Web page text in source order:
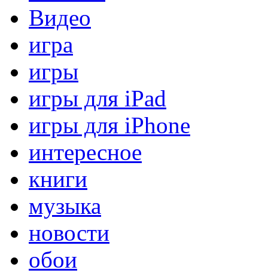
Видео
игра
игры
игры для iPad
игры для iPhone
интересное
книги
музыка
новости
обои